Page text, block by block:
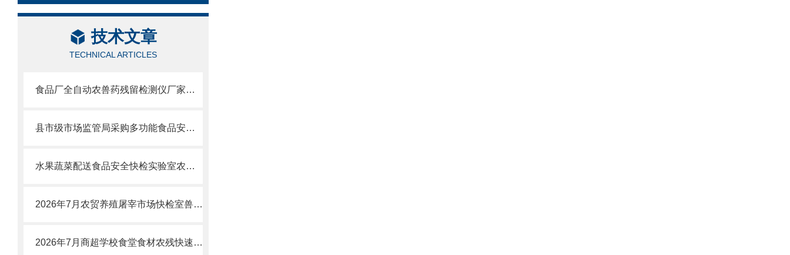
技术文章
TECHNICAL ARTICLES
食品厂全自动农兽药残留检测仪厂家品牌推荐及选型指南
县市级市场监管局采购多功能食品安全检测仪哪个品牌好？
水果蔬菜配送食品安全快检实验室农药残留检测仪器设备全套采购清单
2026年7月农贸养殖屠宰市场快检室兽药残留检测仪选购攻略：性价比厂家测评
2026年7月商超学校食堂食材农残快速检测设备怎么选？高性价比厂家测评